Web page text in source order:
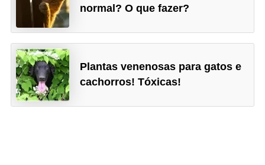
normal? O que fazer?
Plantas venenosas para gatos e
cachorros! Tóxicas!
a
c
h
o
r
r